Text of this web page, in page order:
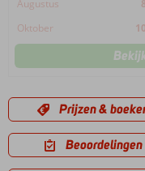
Augustus
Oktober
Prijzen &
Beoordelingen